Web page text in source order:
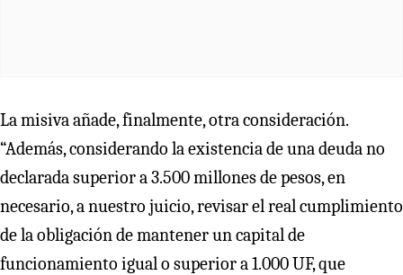
La misiva añade, finalmente, otra consideración.
“Además, considerando la existencia de una deuda no
declarada superior a 3.500 millones de pesos, en
necesario, a nuestro juicio, revisar el real cumplimiento
de la obligación de mantener un capital de
funcionamiento igual o superior a 1.000 UF, que